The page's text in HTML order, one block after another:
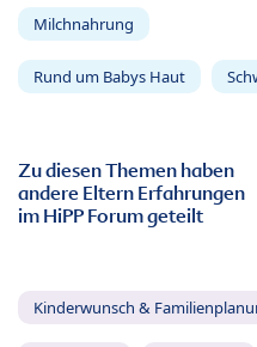
Milchnahrung
Rund um Babys Haut
Zu diesen Themen haben
andere Eltern Erfahrungen
im HiPP Forum geteilt
Kinderwunsch &